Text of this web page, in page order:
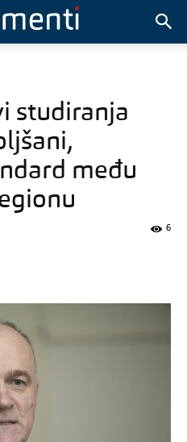
studiranja
među
6